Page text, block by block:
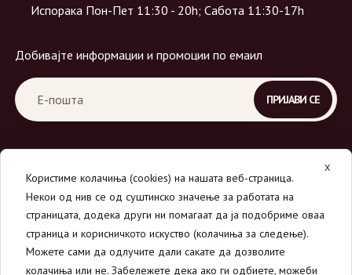
Испорака Пон-Пет 11:30 - 20h; Сабота 11:30-17h
Добивајте информации и промоции по емаил
© 2026Вино Маркет - МОНДАВИ ДООЕЛ.
Сите права се задржани.
X
Користиме колачиња (cookies) на нашата веб-страница.
Некои од нив се од суштинско значење за работата на
страницата, додека други ни помагаат да ја подобриме оваа
страница и корисничкото искуство (колачиња за следење).
Можете сами да одлучите дали сакате да дозволите
колачиња или не. Забележете дека ако ги одбиете, можеби